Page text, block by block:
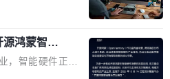
品”这个离消费
面的权重显著变
在从规模转向深
协同...
句软化声明：
文都在过度宣传
果你筛选出那些
们大部分都是过
。不是所有论文
而是出自 Hieu
是谁？他是 xAI
练基础设施团队
帖子，列出了他
源项目。 第一
源鸿蒙智能
，智能硬件正从